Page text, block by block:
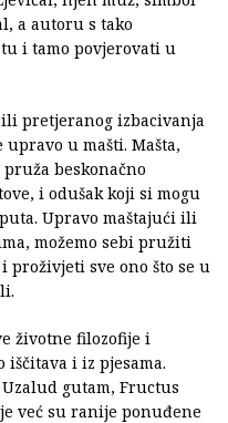
a autoru s tako
i tamo povjerovati u
pretjeranog izbacivanja
u mašti. Mašta,
beskonačno
i odušak koji si mogu
Upravo maštajući ili
možemo sebi pružiti
sve ono što se u
životne filozofije i
iščitava i iz pjesama.
gutam, Fructus
već su ranije ponuđene